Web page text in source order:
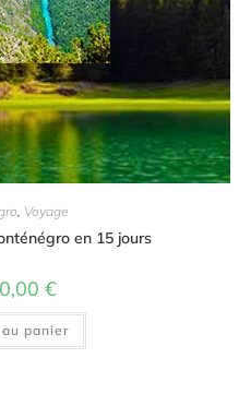
, Voyage
en 15 jours
€
panier